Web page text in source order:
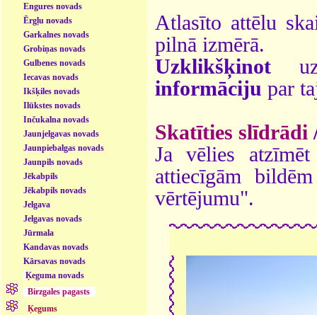
Engures novads
Ērgļu novads
Garkalnes novads
Grobiņas novads
Gulbenes novads
Iecavas novads
Ikšķiles novads
Ilūkstes novads
Inčukalna novads
Jaunjelgavas novads
Jaunpiebalgas novads
Jaunpils novads
Jēkabpils
Jēkabpils novads
Jelgava
Jelgavas novads
Jūrmala
Kandavas novads
Kārsavas novads
Ķeguma novads
Birzgales pagasts
Ķegums
Atlasīto attēlu
pilnā izmērā.
Uzklikšķinot
informāciju par
Skatīties slīdrādi
Ja vēlies
attiecīgām
vērtējumu".